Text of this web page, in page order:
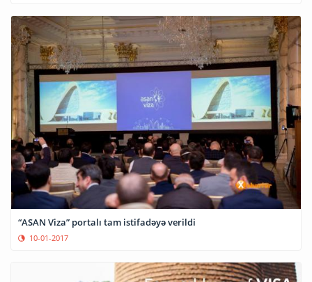
“ASAN Viza” portalı tam istifadəyə verildi
10-01-2017